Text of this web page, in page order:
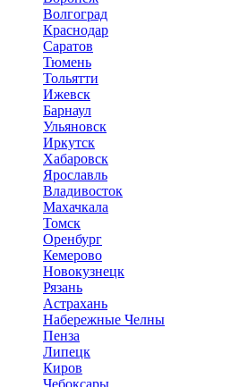
Волгоград
Краснодар
Саратов
Тюмень
Тольятти
Ижевск
Барнаул
Ульяновск
Иркутск
Хабаровск
Ярославль
Владивосток
Махачкала
Томск
Оренбург
Кемерово
Новокузнецк
Рязань
Астрахань
Набережные Челны
Пенза
Липецк
Киров
Чебоксары